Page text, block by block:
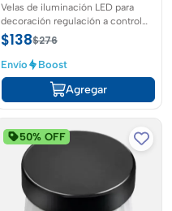
Velas de iluminación LED para
decoración regulación a control
remoto
$138$276
Envío Boost
Agregar
50% OFF